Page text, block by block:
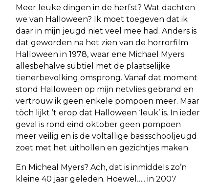
Meer leuke dingen in de herfst? Wat dachten
we van Halloween? Ik moet toegeven dat ik
daar in mijn jeugd niet veel mee had. Anders is
dat geworden na het zien van de horrorfilm
Halloween in 1978, waar ene Michael Myers
allesbehalve subtiel met de plaatselijke
tienerbevolking omsprong. Vanaf dat moment
stond Halloween op mijn netvlies gebrand en
vertrouw ik geen enkele pompoen meer. Maar
tòch lijkt ’t erop dat Halloween ‘leuk’ is. In ieder
geval is rond eind oktober geen pompoen
meer veilig en is de voltallige basisschooljeugd
zoet met het uithollen en gezichtjes maken.
En Micheal Myers? Ach, dat is inmiddels zo’n
kleine 40 jaar geleden. Hoewel….. in 2007